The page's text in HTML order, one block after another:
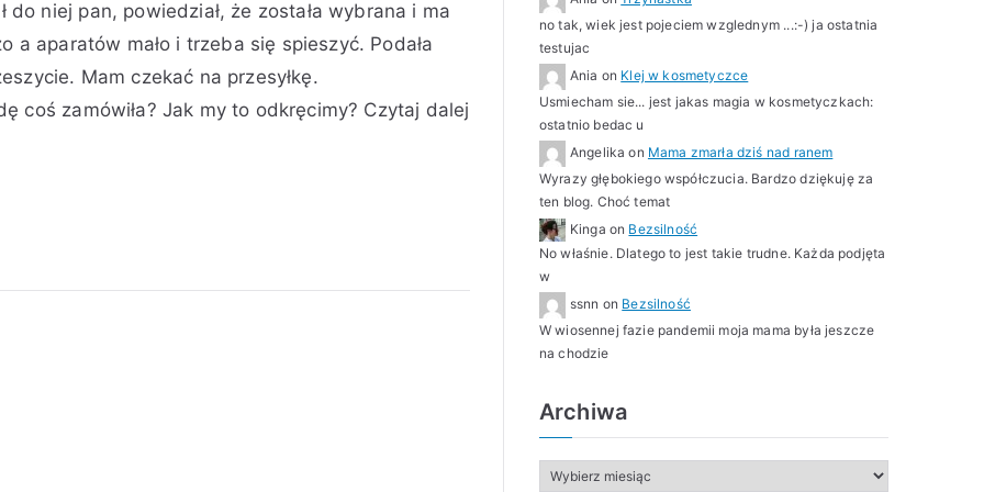
do niej pan, powiedział, że została wybrana i ma
aparatów mało i trzeba się spieszyć. Podała
Mam czekać na przesyłkę.
coś zamówiła? Jak my to odkręcimy? Czytaj dalej
no tak, wiek jest pojeciem wzglednym ...:-) ja ostatnia
testujac
Ania on Klej w kosmetyczce
Usmiecham sie... jest jakas magia w kosmetyczkach:
ostatnio bedac u
Angelika on Mama zmarła dziś nad ranem
Wyrazy głębokiego współczucia. Bardzo dziękuję za
ten blog. Choć temat
Kinga on Bezsilność
No właśnie. Dlatego to jest takie trudne. Każda podjęta
w
ssnn on Bezsilność
W wiosennej fazie pandemii moja mama była jeszcze
na chodzie
Archiwa